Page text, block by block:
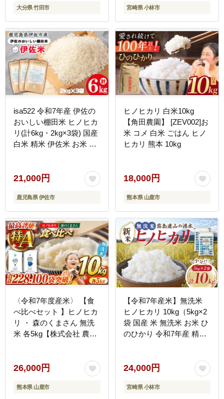
大分県 竹田市 宮崎県 小林市
isa522 令和7年産 伊佐の
おいしい棚田米 ヒノヒカ
リ(計6kg・2kg×3袋) 国産
白米 精米 伊佐米 お米 米
21,000円
鹿児島県 伊佐市
ヒノヒカリ 白米10kg
【角田農園】 [ZEV002]お
米 コメ 白米 ごはん ヒノ
ヒカリ 熊本 10kg
18,000円
熊本県 山鹿市
〈令和7年度産米〉 【食
べ比べセット 】ヒノヒカ
リ ・ 森のくまさん 無洗
米 各5kg【株式会社 農産
ん 特産品 令和7年産
26,000円
熊本県 山鹿市
【令和7年産米】無洗米
ヒノヒカリ 10kg（5kg×2
袋 国産 米 無洗米 お米 ひ
のひかり 令和7年産 精米
24,000円
宮崎県 小林市